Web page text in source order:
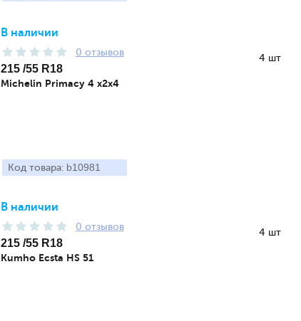
В наличии
0 отзывов
215 /55 R18
Michelin Primacy 4 x2x4
4 шт
Код товара: b10981
В наличии
0 отзывов
215 /55 R18
Kumho Ecsta HS 51
4 шт